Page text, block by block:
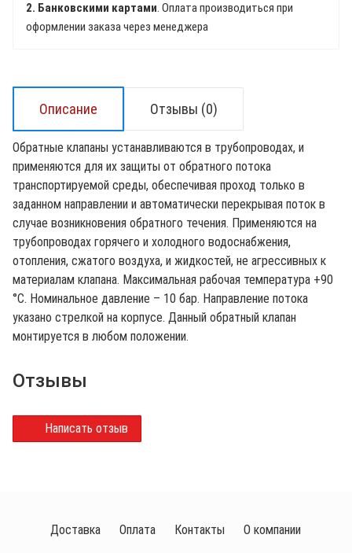
2. Банковскими картами. Оплата производиться при
оформлении заказа через менеджера
Описание Отзывы (0)
Обратные клапаны устанавливаются в трубопроводах, и
применяются для их защиты от обратного потока
транспортируемой среды, обеспечивая проход только в
заданном направлении и автоматически перекрывая поток в
случае возникновения обратного течения. Применяются на
трубопроводах горячего и холодного водоснабжения,
отопления, сжатого воздуха, и жидкостей, не агрессивных к
материалам клапана. Максимальная рабочая температура +90
°С. Номинальное давление – 10 бар. Направление потока
указано стрелкой на корпусе. Данный обратный клапан
монтируется в любом положении.
Отзывы
Написать отзыв
Доставка Оплата Контакты О компании